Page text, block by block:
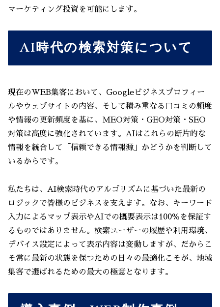
マーケティング投資を可能にします。
AI時代の検索対策について
現在のWEB集客において、Googleビジネスプロフィー
ルやウェブサイトの内容、そして積み重なる口コミの頻度
や情報の更新頻度を基に、MEO対策・GEO対策・SEO
対策は高度に強化されています。AIはこれらの断片的な
情報を統合して「信頼できる情報源」かどうかを判断して
いるからです。
私たちは、AI検索時代のアルゴリズムに基づいた最新の
ロジックで皆様のビジネスを支えます。なお、キーワード
入力によるマップ表示やAIでの概要表示は100％を保証す
るものではありません。検索ユーザーの履歴や利用環境、
デバイス設定によって表示内容は変動しますが、だからこ
そ常に最新の状態を保つための日々の最適化こそが、地域
集客で選ばれるための最大の極意となります。